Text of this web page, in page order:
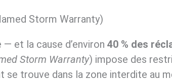
Storm Warranty)
et la cause d’environ 40 % des
Storm Warranty) impose des
se trouve dans la zone interdite au